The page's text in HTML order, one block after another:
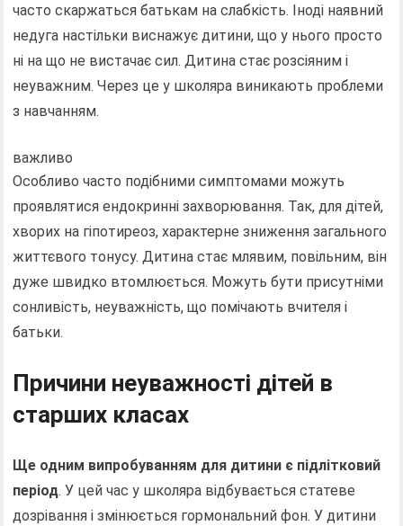
часто скаржаться батькам на слабкість. Іноді наявний
недуга настільки виснажує дитини, що у нього просто
ні на що не вистачає сил. Дитина стає розсіяним і
неуважним. Через це у школяра виникають проблеми
з навчанням.
важливо
Особливо часто подібними симптомами можуть
проявлятися ендокринні захворювання. Так, для дітей,
хворих на гіпотиреоз, характерне зниження загального
життєвого тонусу. Дитина стає млявим, повільним, він
дуже швидко втомлюється. Можуть бути присутніми
сонливість, неуважність, що помічають вчителя і
батьки.
Причини неуважності дітей в
старших класах
Ще одним випробуванням для дитини є підлітковий
період. У цей час у школяра відбувається статеве
дозрівання і змінюється гормональний фон. У дитини